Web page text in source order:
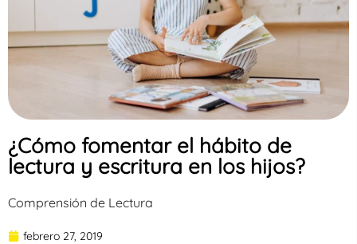
¿Cómo fomentar el hábito de
lectura y escritura en los hijos?
Comprensión de Lectura
febrero 27, 2019